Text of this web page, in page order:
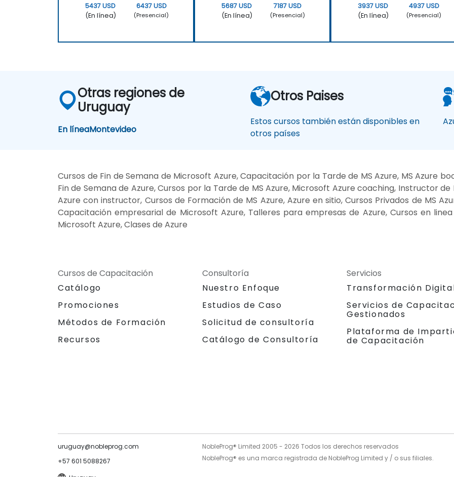
5437 USD
(En línea)
6437 USD
(Presencial)
5687 USD
(En línea)
7187 USD
(Presencial)
3937 USD
(En línea)
4937 USD
(Presencial)
Otras regiones de
Uruguay
En líneaMontevideo
Otros Paises
Estos cursos también están disponibles en
otros países
Cursos de Fin de Semana de Microsoft Azure, Capacitación por la Tarde de MS Azure, MS Azure
Fin de Semana de Azure, Cursos por la Tarde de MS Azure, Microsoft Azure coaching, Instructor
Azure con instructor, Cursos de Formación de MS Azure, Azure en sitio, Cursos Privados de MS
Capacitación empresarial de Microsoft Azure, Talleres para empresas de Azure, Cursos en
Microsoft Azure, Clases de Azure
Cursos de Capacitación
Catálogo
Promociones
Métodos de Formación
Recursos
Consultoría
Nuestro Enfoque
Estudios de Caso
Solicitud de consultoría
Catálogo de Consultoría
Servicios
Transformación
Servicios de
Gestionados
Plataforma de
de Capacitación
uruguay@nobleprog.com
+57 601 5088267
NobleProg® Limited 2005 - 2026 Todos los derechos reservados
NobleProg® es una marca registrada de NobleProg Limited y / o sus filiales.